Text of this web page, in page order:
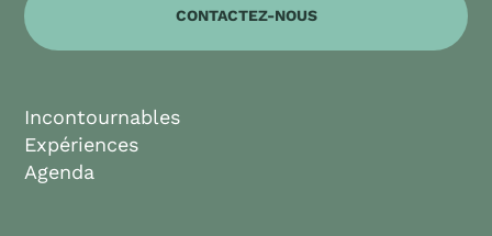
CONTACTEZ-NOUS
Incontournables
Expériences
Agenda